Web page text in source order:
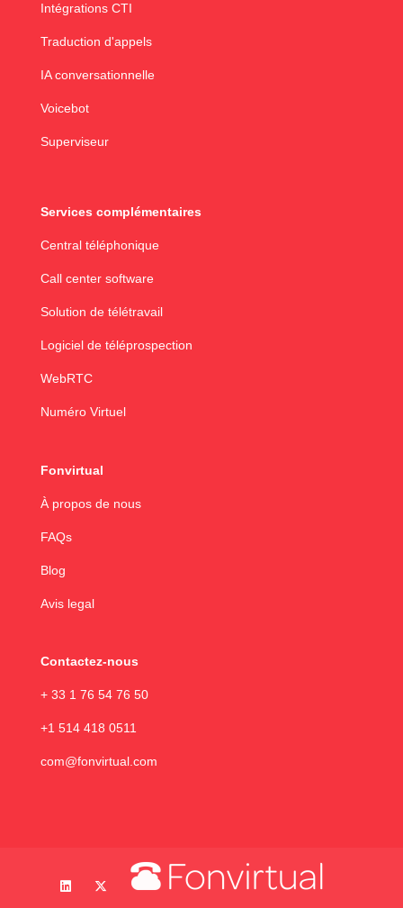
Intégrations CTI
Traduction d'appels
IA conversationnelle
Voicebot
Superviseur
Services complémentaires
Central téléphonique
Call center software
Solution de télétravail
Logiciel de téléprospection
WebRTC
Numéro Virtuel
Fonvirtual
À propos de nous
FAQs
Blog
Avis legal
Contactez-nous
+ 33 1 76 54 76 50
+1 514 418 0511
com@fonvirtual.com